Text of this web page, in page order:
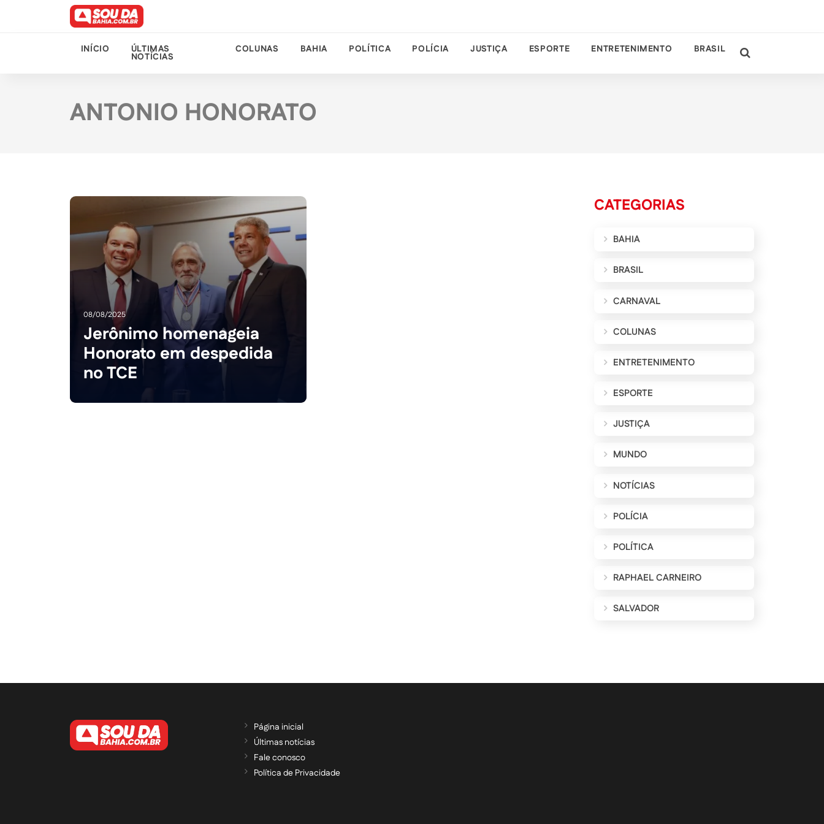
INÍCIO ÚLTIMAS
NOTÍCIAS
COLUNAS BAHIA POLÍTICA POLÍCIA JUSTIÇA ESPORTE ENTRETENIMENTO BRASIL
ANTONIO HONORATO
08/08/2025
Jerônimo homenageia
Honorato em despedida
no TCE
CATEGORIAS
BAHIA
BRASIL
CARNAVAL
COLUNAS
ENTRETENIMENTO
ESPORTE
JUSTIÇA
MUNDO
NOTÍCIAS
POLÍCIA
POLÍTICA
RAPHAEL CARNEIRO
SALVADOR
Página inicial
Últimas notícias
Fale conosco
Política de Privacidade